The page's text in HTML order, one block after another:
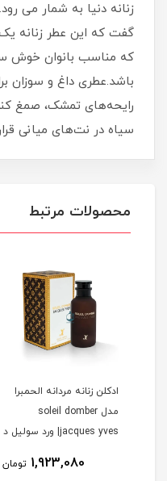
زنانه دنیا به شمار می
گفت که این عطر زنانه
که مناسب بانوان
باشد.عطری داغ و سوزان
رایحه‌های تمشک، صمغ
سیاه در نت‌های میانی
محصولات مرتبط
ادكلن زنانه مردانه الحمبرا
مدل soleil domber
jacques yves| ورد سولیل د
1,923,080 تومان